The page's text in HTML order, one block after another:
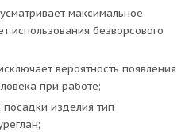
максимальное
использования безворсового
вероятность появления
при работе;
изделия тип